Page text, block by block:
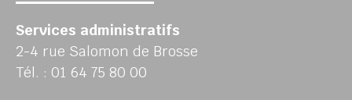
Services administratifs
2-4 rue Salomon de Brosse
Tél. : 01 64 75 80 00